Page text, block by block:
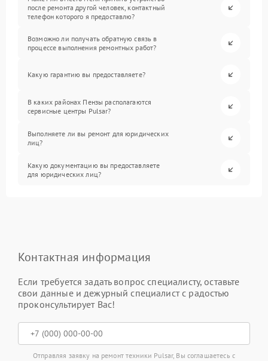
после ремонта другой человек, контактный
телефон которого я предоставлю?
Возможно ли получать обратную связь в
процессе выполнения ремонтных работ?
Какую гарантию вы предоставляете?
В каких районах Пензы располагаются
сервисные центры Pulsar?
Выполняете ли вы ремонт для юридических
лиц?
Какую документацию вы предоставляете
для юридических лиц?
Контактная информация
Если требуется задать вопрос специалисту, оставьте
свои данные и дежурный специалист с радостью
проконсультирует Вас!
Отправляя заявку на ремонт техники Pulsar, Вы соглашаетесь с